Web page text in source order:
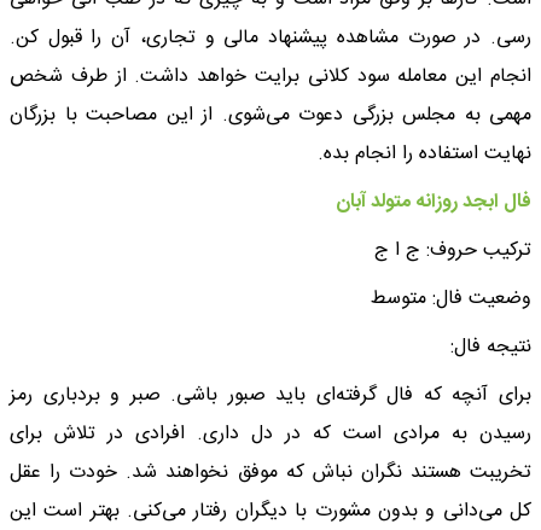
رسی. در صورت مشاهده پیشنهاد مالی و تجاری، آن را قبول کن.
انجام این معامله سود کلانی برایت خواهد داشت. از طرف شخص
مهمی به مجلس بزرگی دعوت می‌شوی. از این مصاحبت با بزرگان
نهایت استفاده را انجام بده.
فال ابجد روزانه متولد آبان
ترکیب حروف: ج ا ج
وضعیت فال: متوسط
نتیجه فال:
برای آنچه که فال گرفته‌ای باید صبور باشی. صبر و بردباری رمز
رسیدن به مرادی است که در دل داری. افرادی در تلاش برای
تخریبت هستند نگران نباش که موفق نخواهند شد. خودت را عقل
کل می‌دانی و بدون مشورت با دیگران رفتار می‌کنی. بهتر است این